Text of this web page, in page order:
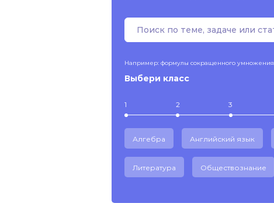
Например: формулы сокращенного умножения
Выбери класс
1 2 3
Алгебра Английский язык
Литература Обществознание